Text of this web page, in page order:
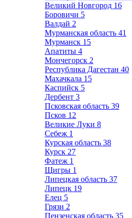
Великий Новгород 16
Боровичи 5
Валдай 2
Мурманская область 41
Мурманск 15
Апатиты 4
Мончегорск 2
Республика Дагестан 40
Махачкала 15
Каспийск 5
Дербент 3
Псковская область 39
Псков 12
Великие Луки 8
Себеж 1
Курская область 38
Курск 27
Фатеж 1
Щигры 1
Липецкая область 37
Липецк 19
Елец 5
Грязи 2
Пензенская область 35